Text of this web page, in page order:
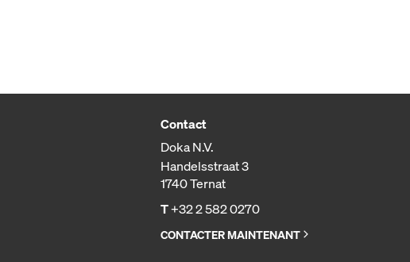
Contact
Doka N.V.
Handelsstraat 3
1740 Ternat
T+32 2 582 0270
CONTACTER MAINTENANT